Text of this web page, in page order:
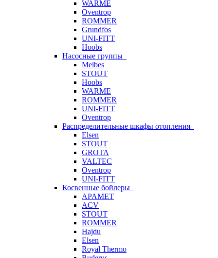
WARME
Oventrop
ROMMER
Grundfos
UNI-FITT
Hoobs
Насосные группы
Meibes
STOUT
Hoobs
WARME
ROMMER
UNI-FITT
Oventrop
Распределительные шкафы отопления
Elsen
STOUT
GROTA
VALTEC
Oventrop
UNI-FITT
Косвенные бойлеры
APAMET
ACV
STOUT
ROMMER
Hajdu
Elsen
Royal Thermo